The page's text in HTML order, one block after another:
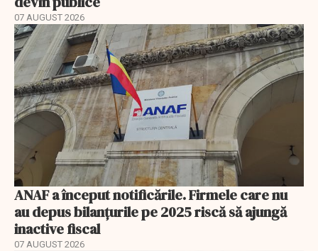
07 AUGUST 2026
ANAF a început notificările. Firmele care nu
au depus bilanțurile pe 2025 riscă să ajungă
inactive fiscal
07 AUGUST 2026